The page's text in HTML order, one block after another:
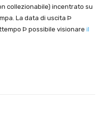
collezionabile) incentrato su
La data di uscita Þ
Þ possibile visionare il